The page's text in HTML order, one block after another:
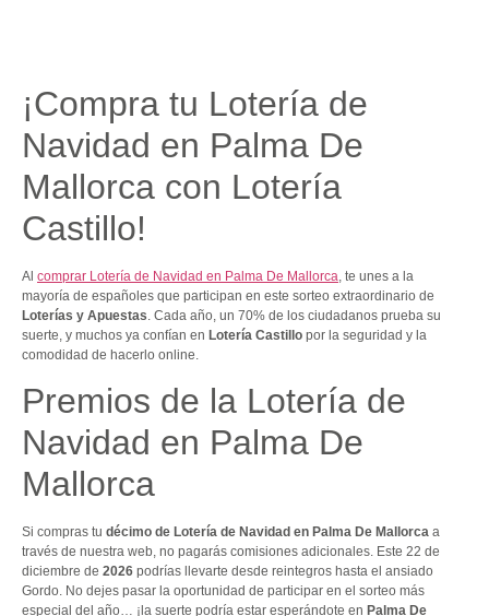
¡Compra tu Lotería de
Navidad en Palma De
Mallorca con Lotería
Castillo!
Al comprar Lotería de Navidad en Palma De Mallorca, te unes a la
mayoría de españoles que participan en este sorteo extraordinario de
Loterías y Apuestas. Cada año, un 70% de los ciudadanos prueba su
suerte, y muchos ya confían en Lotería Castillo por la seguridad y la
comodidad de hacerlo online.
Premios de la Lotería de
Navidad en Palma De
Mallorca
Si compras tu décimo de Lotería de Navidad en Palma De Mallorca a
través de nuestra web, no pagarás comisiones adicionales. Este 22 de
diciembre de 2026 podrías llevarte desde reintegros hasta el ansiado
Gordo. No dejes pasar la oportunidad de participar en el sorteo más
especial del año… ¡la suerte podría estar esperándote en Palma De